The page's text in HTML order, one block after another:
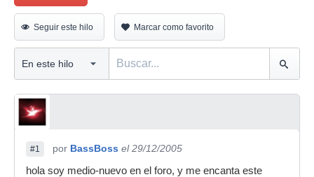
Seguir este hilo Marcar como favorito
#1 por BassBoss el 29/12/2005
hola soy medio-nuevo en el foro, y me encanta este